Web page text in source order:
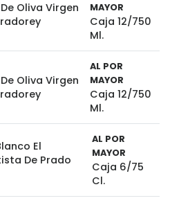
Oliva Virgen
MAYOR
Caja 12/750
Ml.
Oliva Virgen
AL POR
MAYOR
Caja 12/750
Ml.
El
De Prado
AL POR
MAYOR
Caja 6/75
Cl.